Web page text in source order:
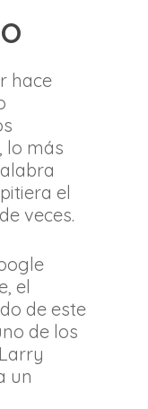
hace
lo más
el
veces.
el
de este
de los
un